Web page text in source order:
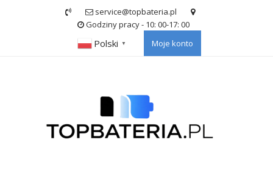
service@topbateria.pl
Godziny pracy - 10: 00-17: 00
Polski ▼ Moje konto